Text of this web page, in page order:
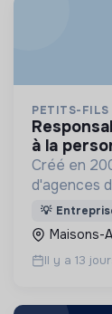
PETITS-FILS
responsable de secteur dans les services
à la
Créé en
d'agences
dans l'aide
💡
Maisons-
Il y a 13